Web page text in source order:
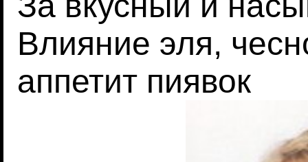
Влияние эля,
аппетит пиявок